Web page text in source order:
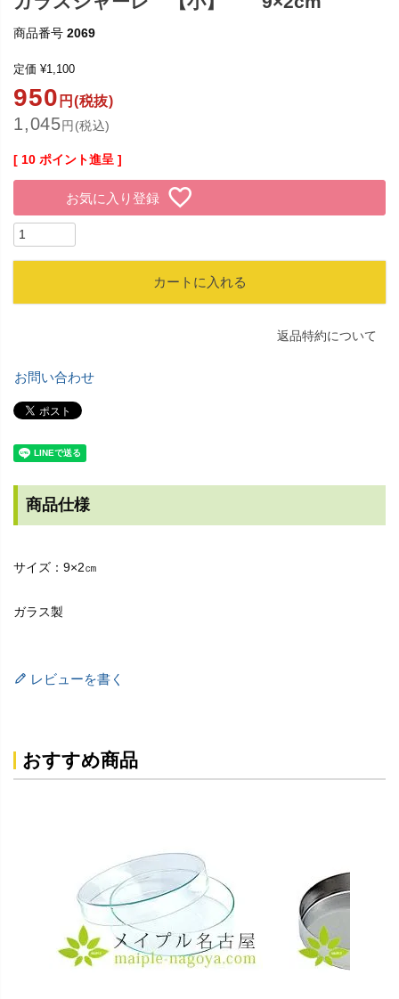
商品番号 2069
定価 ¥1,100
950 円(税抜)
1,045円(税込)
[ 10 ポイント進呈 ]
お気に入り登録
カートに入れる
返品特約について
お問い合わせ
商品仕様
サイズ：9×2㎝
ガラス製
レビューを書く
おすすめ商品